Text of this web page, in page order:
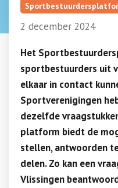
2 december 2024
Het
sportbestuurders uit
elkaar in contact
Sportverenigingen
dezelfde
platform biedt de
stellen, antwoorden
delen. Zo kan een
Vlissingen